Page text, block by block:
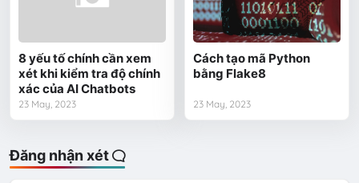
8 yếu tố chính cần xem
xét khi kiểm tra độ chính
xác của AI Chatbots
23 May, 2023
Cách tạo mã Python
bằng Flake8
23 May, 2023
Đăng nhận xét